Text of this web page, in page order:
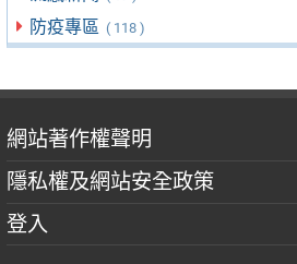
防疫專區 ( 118 )
網站著作權聲明
隱私權及網站安全政策
登入